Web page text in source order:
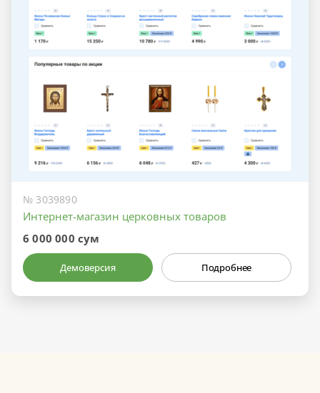
№ 3039890
Интернет-магазин церковных товаров
6 000 000 сум
Демоверсия Подробнее